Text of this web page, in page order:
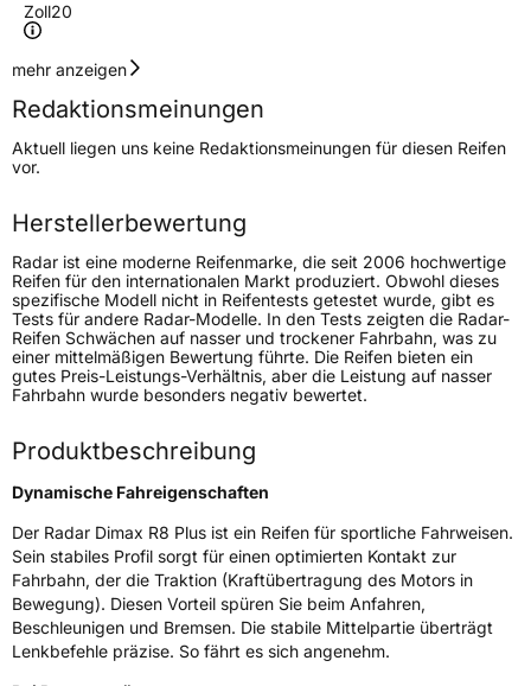
Zoll20
Geschwindigkeitsindex
Höchstgeschwindigkeit
300 km/h
Lastindex101
Höchstlast825 kg
Gewicht (in kg)
13,85 kg
Generelle Merkmale
FahrzeugtypPKW
VerwendungSommerreifen
FahrzeugartPKW & SUV
Weitere Eigenschaften
Schlauchtyp TL
ZustandNeureifen
mehr anzeigen
Redaktionsmeinungen
Aktuell liegen uns keine Redaktionsmeinungen für diesen Reifen
vor.
Herstellerbewertung
Radar ist eine moderne Reifenmarke, die seit 2006 hochwertige
Reifen für den internationalen Markt produziert. Obwohl dieses
spezifische Modell nicht in Reifentests getestet wurde, gibt es
Tests für andere Radar-Modelle. In den Tests zeigten die Radar-
Reifen Schwächen auf nasser und trockener Fahrbahn, was zu
einer mittelmäßigen Bewertung führte. Die Reifen bieten ein
gutes Preis-Leistungs-Verhältnis, aber die Leistung auf nasser
Fahrbahn wurde besonders negativ bewertet.
Produktbeschreibung
Dynamische Fahreigenschaften
Der Radar Dimax R8 Plus ist ein Reifen für sportliche Fahrweisen.
Sein stabiles Profil sorgt für einen optimierten Kontakt zur
Fahrbahn, der die Traktion (Kraftübertragung des Motors in
Bewegung). Diesen Vorteil spüren Sie beim Anfahren,
Beschleunigen und Bremsen. Die stabile Mittelpartie überträgt
Lenkbefehle präzise. So fährt es sich angenehm.